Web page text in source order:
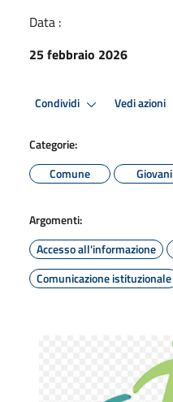
Data :
25 febbraio 2026
Condividi Vedi azioni
Categorie:
Comune
Giovani
Argomenti:
Accesso all'informazione
Comunicazione istituzionale